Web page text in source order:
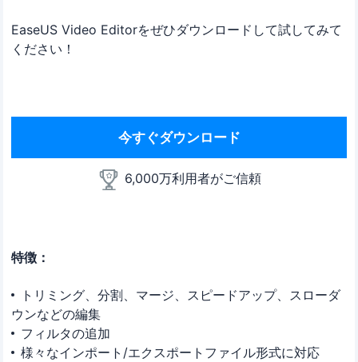
EaseUS Video Editorをぜひダウンロードして試してみて
ください！
今すぐダウンロード
6,000万利用者がご信頼
特徴：
トリミング、分割、マージ、スピードアップ、スローダ
ウンなどの編集
フィルタの追加
様々なインポート/エクスポートファイル形式に対応